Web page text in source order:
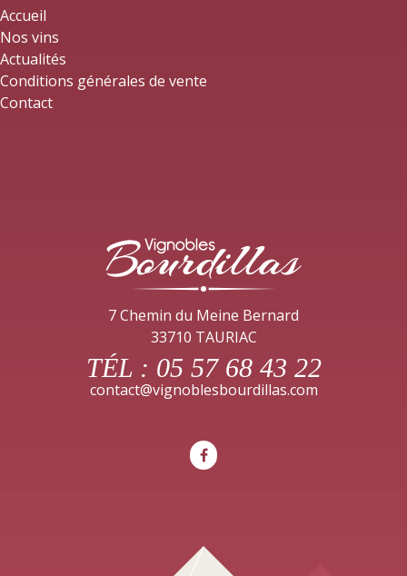
Accueil
Nos vins
Actualités
Conditions générales de vente
Contact
7 Chemin du Meine Bernard
33710 TAURIAC
TÉL : 05 57 68 43 22
contact@vignoblesbourdillas.com